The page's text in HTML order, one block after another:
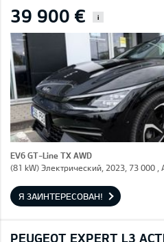
39 900 € i
EV6 GT-Line TX AWD
(81 kW) Электрический, 2023, 73 000 ,
Я ЗАИНТЕРЕСОВАН!
PEUGEOT EXPERT L3